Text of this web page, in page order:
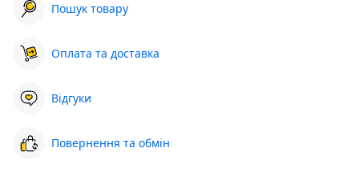
Пошук товару
Оплата та доставка
Відгуки
Повернення та обмін